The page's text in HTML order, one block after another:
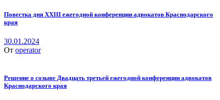
Повестка дня XXIII ежегодной конференции адвокатов Краснодарского
края
30.01.2024
От operator
Решение о созыве Двадцать третьей ежегодной конференции адвокатов
Краснодарского края